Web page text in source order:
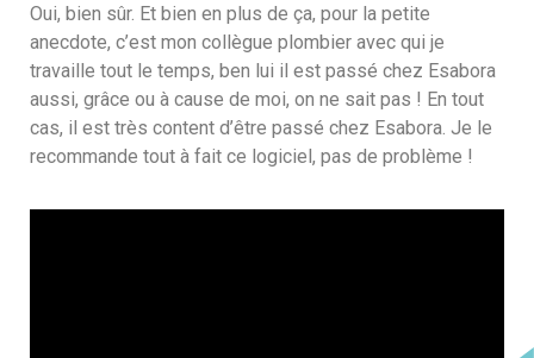
Oui, bien sûr. Et bien en plus de ça, pour la petite
anecdote, c’est mon collègue plombier avec qui je
travaille tout le temps, ben lui il est passé chez Esabora
aussi, grâce ou à cause de moi, on ne sait pas ! En tout
cas, il est très content d’être passé chez Esabora. Je le
recommande tout à fait ce logiciel, pas de problème !